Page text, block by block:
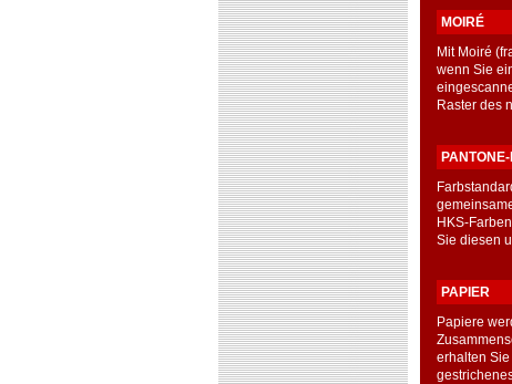
MOIRÉ
Mit Moiré
wenn Sie
Raster des
HKS-
Sie diesen
PAPIER
Papiere
erhalten